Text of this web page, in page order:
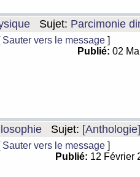
Sujet: Parcimonie
Sauter vers le message ]
Publié: 02
Sujet:
Sauter vers le message ]
Publié: 12 Février